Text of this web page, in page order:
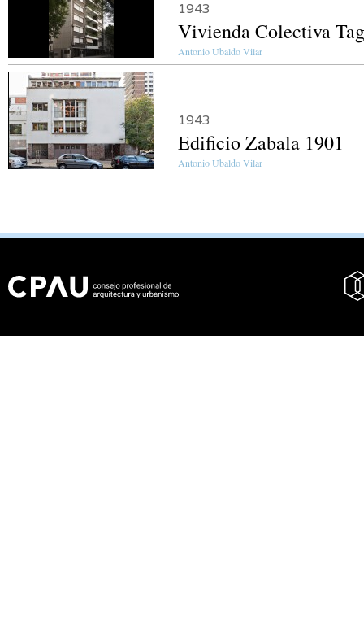
1943
Vivienda Colectiva
Antonio Ubaldo Vilar
1943
Edificio Zabala 1901
Antonio Ubaldo Vilar